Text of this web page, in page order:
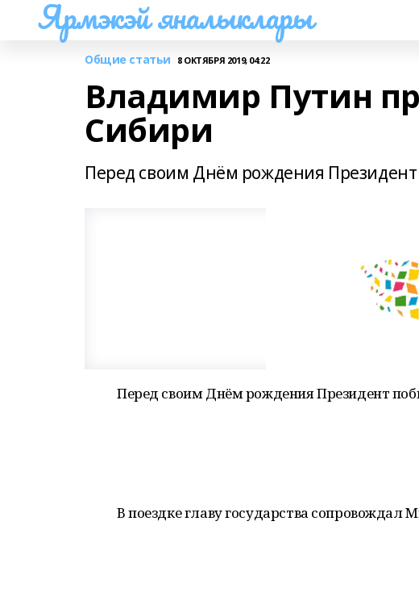
Ярмэкэй яналыклары
Общие статьи 8 ОКТЯБРЯ 2019, 04:22
Владимир Путин
Сибири
Перед своим Днём рождения
Перед своим Днём рождения Президент
В поездке главу государства сопровождал